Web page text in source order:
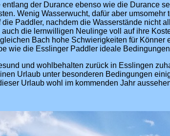
der Durance ebenso wie die Durance
Wenig Wasserwucht, dafür aber umsomehr
Paddler, nachdem die Wasserstände nicht
die lernwilligen Neulinge voll auf ihre
Bach hohe Schwierigkeiten für Könner
wie die Esslinger Paddler ideale
und wohlbehalten zurück in Esslingen
Urlaub unter besonderen Bedingungen
Urlaub wohl im kommenden Jahr